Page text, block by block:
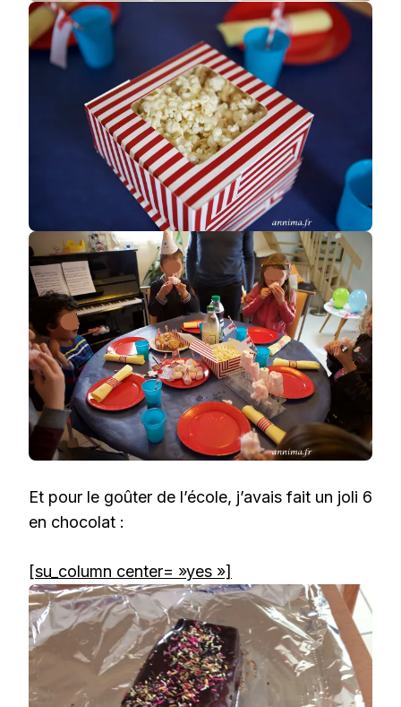
Et pour le goûter de l’école, j’avais fait un joli 6
en chocolat :
[su_column center= »yes »]